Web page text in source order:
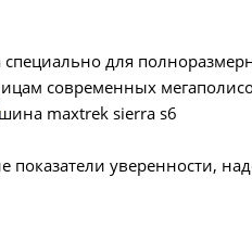
специально для
современных
уверенности,